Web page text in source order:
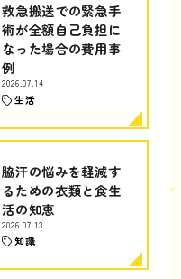
救急搬送での緊急手
術が全額自己負担に
なった場合の費用事
例
2026.07.14
生活
脇汗の悩みを軽減す
るための衣類と食生
活の知恵
2026.07.13
知識